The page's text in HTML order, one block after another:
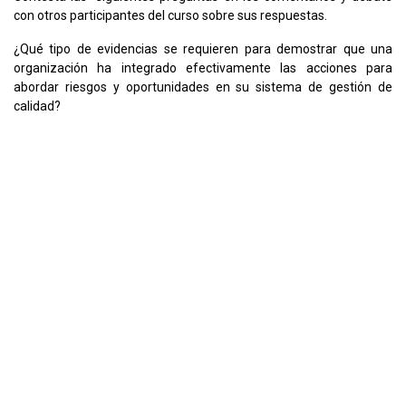
con otros participantes del curso sobre sus respuestas.
¿Qué tipo de evidencias se requieren para demostrar que una
organización ha integrado efectivamente las acciones para
abordar riesgos y oportunidades en su sistema de gestión de
calidad?